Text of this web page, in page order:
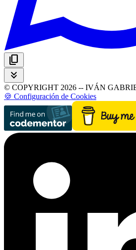
content_copy
keyboard_double_arrow_down
© COPYRIGHT 2026 -- IVÁN
🍪 Configuración de Cookies